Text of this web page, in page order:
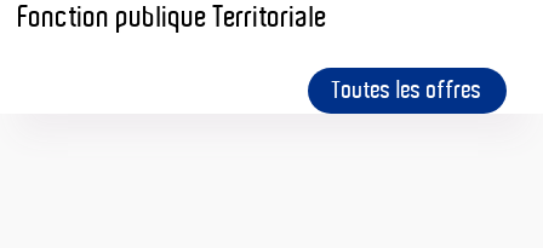
Fonction publique Territoriale
Toutes les offres